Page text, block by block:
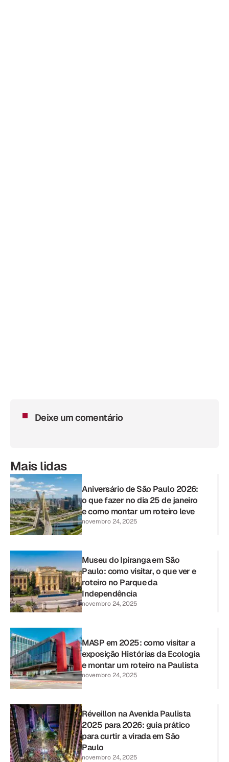
Deixe um comentário
Mais lidas
Aniversário de São Paulo 2026:
o que fazer no dia 25 de janeiro
e como montar um roteiro leve
novembro 24, 2025
Museu do Ipiranga em São
Paulo: como visitar, o que ver e
roteiro no Parque da
Independência
novembro 24, 2025
MASP em 2025: como visitar a
exposição Histórias da Ecologia
e montar um roteiro na Paulista
novembro 24, 2025
Réveillon na Avenida Paulista
2025 para 2026: guia prático
para curtir a virada em São
Paulo
novembro 24, 2025